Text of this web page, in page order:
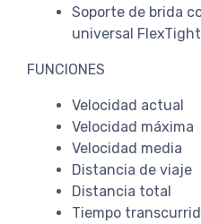
Soporte de brida
universal
FUNCIONES
Velocidad actual
Velocidad máxima
Velocidad media
Distancia de viaje
Distancia total
Tiempo